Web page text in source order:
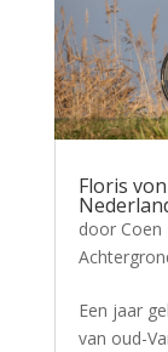
Floris
door Coen
Een jaar
van oud-